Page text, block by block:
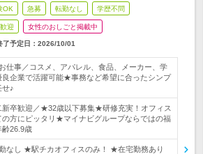
OK 急募 転勤なし 学歴不問
迎 女性のおしごと掲載中
了予定日： 2026/10/01
仕事／コスメ、アパレル、食品、メーカー、学
企業で活躍可能★事務など希望に合ったシンプ
せ♪
新卒歓迎／★32歳以下募集★研修充実！オフィス
の方にピッタリ★マイナビグループならではの福
26.9歳
なし ★駅チカオフィスのみ！ ★在宅勤務あり